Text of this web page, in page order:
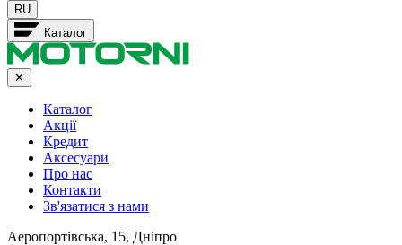
RU
Каталог
✕
Каталог
Акції
Кредит
Аксесуари
Про нас
Контакти
Зв'язатися з нами
Аеропортівська, 15, Дніпро